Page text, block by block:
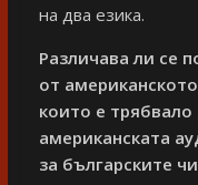
на два езика.
Различава ли се
от
които е
американската
за българските